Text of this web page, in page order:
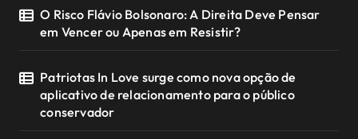
O Risco Flávio Bolsonaro: A Direita Deve Pensar
em Vencer ou Apenas em Resistir?
Patriotas In Love surge como nova opção de
aplicativo de relacionamento para o público
conservador